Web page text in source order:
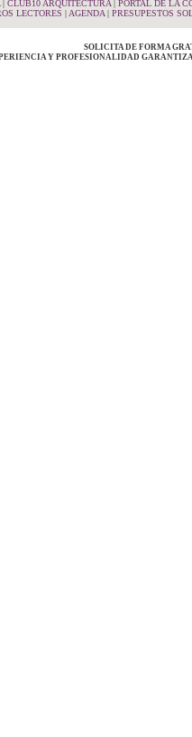
| CLUB10 ARQUITECTURA| PORTAL DE LA
LECTORES | AGENDA| PRESUPESTOS
SOLICITA DE FORMA
Y PROFESIONALIDAD